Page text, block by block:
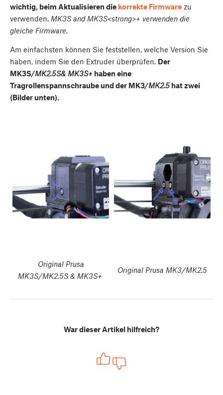
wichtig, beim Aktualisieren die korrekte Firmware zu
verwenden. MK3S and MK3S<strong>+ verwenden die
gleiche Firmware.
Am einfachsten können Sie feststellen, welche Version Sie
haben, indem Sie den Extruder überprüfen. Der
MK3S/MK2.5S& MK3S+ haben eine
Tragrollenspannschraube und der MK3/MK2.5 hat zwei
(Bilder unten).
Original Prusa
MK3S/MK2.5S & MK3S+
Original Prusa MK3/MK2.5
War dieser Artikel hilfreich?